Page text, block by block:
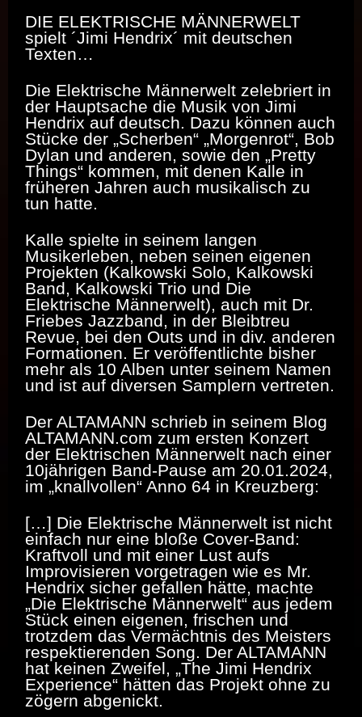
DIE ELEKTRISCHE MÄNNERWELT
spielt ´Jimi Hendrix´ mit deutschen
Texten…
Die Elektrische Männerwelt zelebriert in
der Hauptsache die Musik von Jimi
Hendrix auf deutsch. Dazu können auch
Stücke der „Scherben“ „Morgenrot“, Bob
Dylan und anderen, sowie den „Pretty
Things“ kommen, mit denen Kalle in
früheren Jahren auch musikalisch zu
tun hatte.
Kalle spielte in seinem langen
Musikerleben, neben seinen eigenen
Projekten (Kalkowski Solo, Kalkowski
Band, Kalkowski Trio und Die
Elektrische Männerwelt), auch mit Dr.
Friebes Jazzband, in der Bleibtreu
Revue, bei den Outs und in div. anderen
Formationen. Er veröffentlichte bisher
mehr als 10 Alben unter seinem Namen
und ist auf diversen Samplern vertreten.
Der ALTAMANN schrieb in seinem Blog
ALTAMANN.com zum ersten Konzert
der Elektrischen Männerwelt nach einer
10jährigen Band-Pause am 20.01.2024,
im „knallvollen“ Anno 64 in Kreuzberg:
[…] Die Elektrische Männerwelt ist nicht
einfach nur eine bloße Cover-Band:
Kraftvoll und mit einer Lust aufs
Improvisieren vorgetragen wie es Mr.
Hendrix sicher gefallen hätte, machte
„Die Elektrische Männerwelt“ aus jedem
Stück einen eigenen, frischen und
trotzdem das Vermächtnis des Meisters
respektierenden Song. Der ALTAMANN
hat keinen Zweifel, „The Jimi Hendrix
Experience“ hätten das Projekt ohne zu
zögern abgenickt.